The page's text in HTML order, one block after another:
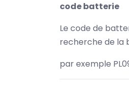
code batterie
Le code de
recherche de la
par exemple